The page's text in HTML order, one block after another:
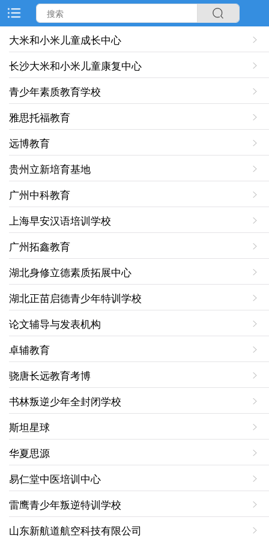
大米和小米儿童成长中心
长沙大米和小米儿童康复中心
青少年素质教育学校
雅思托福教育
远博教育
贵州立新培育基地
广州中科教育
​上海早安汉语培训学校
广州拓鑫教育
湖北身修立德素质拓展中心
湖北正苗启德青少年特训学校
论文辅导与发表机构
卓辅教育
骁唐长远教育考博
书林叛逆少年全封闭学校
斯坦星球
华夏思源
易仁堂中医培训中心
雷鹰青少年叛逆特训学校
​山东新航道航空科技有限公司